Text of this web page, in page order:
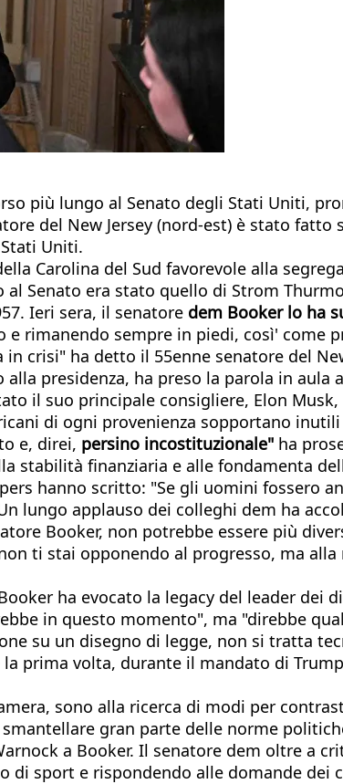
più lungo al Senato degli Stati Uniti,
del New Jersey (nord-est) è stato fatto
Uniti.
Carolina del Sud favorevole alla
Senato era stato quello di Strom
Ieri sera, il senatore dem Booker lo ha
rimanendo sempre in piedi, così' come
crisi" ha detto il 55enne senatore del
presidenza, ha preso la parola in
il suo principale consigliere, Elon
di ogni provenienza sopportano
e, direi, persino incostituzionale" ha
stabilità finanziaria e alle fondamenta
hanno scritto: "Se gli uomini fossero
lungo applauso dei colleghi dem ha
Booker, non potrebbe essere più
ti stai opponendo al progresso, ma
ha evocato la legacy del leader dei
in questo momento", ma "direbbe
su un disegno di legge, non si tratta
la prima volta, durante il mandato di
sono alla ricerca di modi per
gran parte delle norme
a Booker. Il senatore dem oltre a
di sport e rispondendo alle domande dei